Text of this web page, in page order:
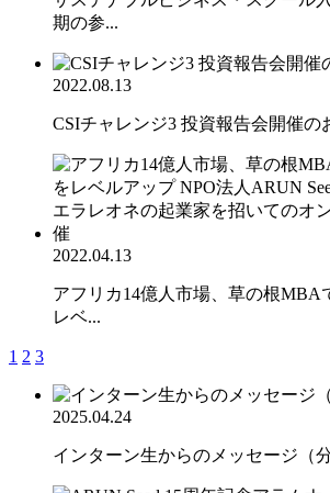
期の参...
2022.08.13
CSIチャレンジ3 投資報告会開催の
2022.04.13
アフリカ14億人市場、草の根MBA
レベ...
1 2 3
2025.04.24
インターン生からのメッセージ（